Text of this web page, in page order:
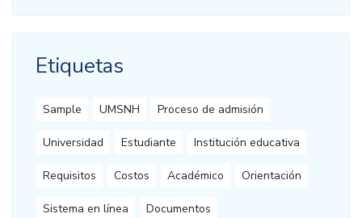
Etiquetas
Sample UMSNH Proceso de admisión
Universidad Estudiante Institución educativa
Requisitos Costos Académico Orientación
Sistema en línea Documentos